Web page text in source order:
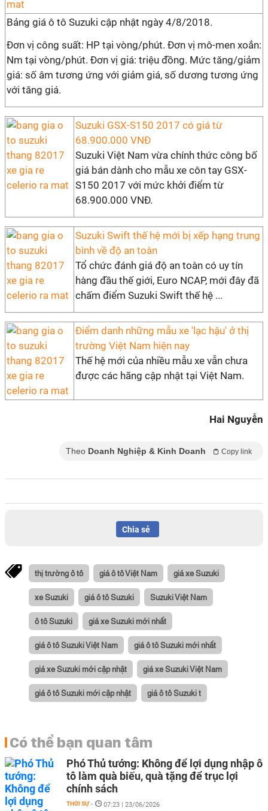
Bảng giá ô tô Suzuki cập nhật ngày 4/8/2018.
Đơn vị công suất: HP tại vòng/phút. Đơn vị mô-men xoắn:
Nm tại vòng/phút. Đơn vị giá: triệu đồng. Mức tăng/giảm
giá: số âm tương ứng với giảm giá, số dương tương ứng
với tăng giá.
Suzuki GSX-S150 2017 có giá từ
68.900.000 VNĐ
Suzuki Việt Nam vừa chính thức công bố
giá bán dành cho mẫu xe côn tay GSX-
S150 2017 với mức khởi điểm từ
68.900.000 VNĐ.
Suzuki Swift thế hệ mới bị xếp hạng trung
bình về độ an toàn
Tổ chức đánh giá độ an toàn có uy tín
hàng đầu thế giới, Euro NCAP, mới đây đã
chấm điểm Suzuki Swift thế hệ ...
Điểm danh những mẫu xe 'lạc hậu' ở thị
trường Việt Nam hiện nay
Thế hệ mới của nhiều mẫu xe vẫn chưa
được các hãng cập nhật tại Việt Nam.
Hai Nguyễn
Theo Doanh Nghiệp & Kinh Doanh Copy link
Chia sẻ
thị trường ô tô giá ô tô Việt Nam giá xe Suzuki
xe Suzuki giá ô tô Suzuki Suzuki Việt Nam
ô tô Suzuki giá xe Suzuki mới nhất
giá ô tô Suzuki Việt Nam giá ô tô Suzuki mới nhất
giá xe Suzuki mới cập nhật giá xe Suzuki Việt Nam
giá ô tô Suzuki mới cập nhật giá ô tô Suzuki t
Có thể bạn quan tâm
Phó Thủ tướng: Không để lợi dụng nhập ô
tô làm quà biếu, quà tặng để trục lợi
chính sách
THỜI SỰ - 07:23 | 23/06/2026